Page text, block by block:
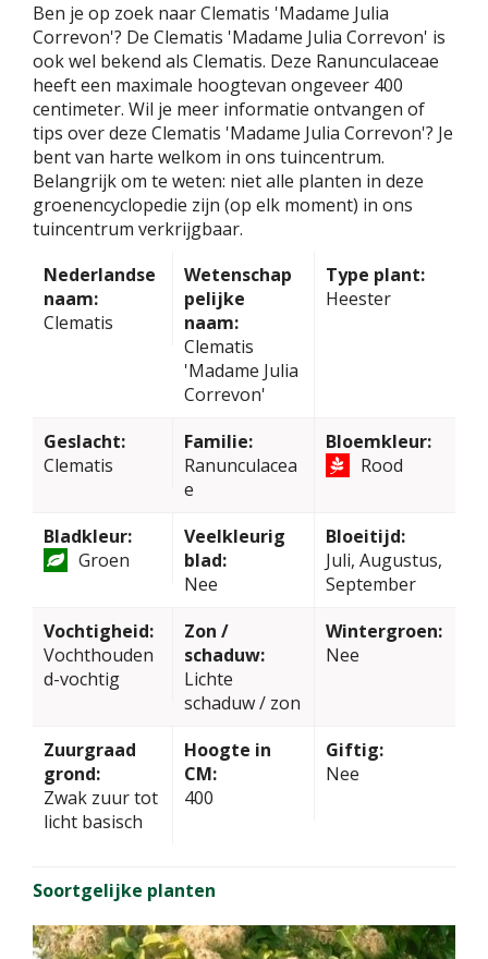
Ben je op zoek naar Clematis 'Madame Julia
Correvon'? De Clematis 'Madame Julia Correvon' is
ook wel bekend als Clematis. Deze Ranunculaceae
heeft een maximale hoogtevan ongeveer 400
centimeter. Wil je meer informatie ontvangen of
tips over deze Clematis 'Madame Julia Correvon'? Je
bent van harte welkom in ons tuincentrum.
Belangrijk om te weten: niet alle planten in deze
groenencyclopedie zijn (op elk moment) in ons
tuincentrum verkrijgbaar.
Nederlandse
naam:
Clematis
Wetenschap
pelijke
naam:
Clematis
'Madame Julia
Correvon'
Type plant:
Heester
Geslacht:
Clematis
Familie:
Ranunculacea
e
Bloemkleur:
Rood
Bladkleur:
Groen
Veelkleurig
blad:
Nee
Bloeitijd:
Juli, Augustus,
September
Vochtigheid:
Vochthouden
d-vochtig
Zon /
schaduw:
Lichte
schaduw / zon
Wintergroen:
Nee
Zuurgraad
grond:
Zwak zuur tot
licht basisch
Hoogte in
CM:
400
Giftig:
Nee
Soortgelijke planten